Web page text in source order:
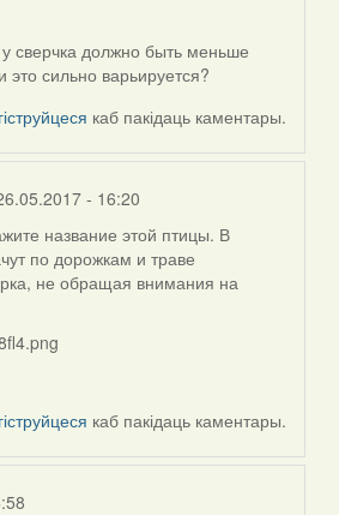
сверчка должно быть меньше
это сильно варьируется?
каб пакідаць каментары.
- 16:20
название этой птицы. В
по дорожкам и траве
не обращая внимания на
каб пакідаць каментары.